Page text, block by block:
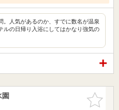
。人気があるのか、すでに数名が温泉
ルの日帰り入浴にしてはかなり強気の
お気に入
りに追加